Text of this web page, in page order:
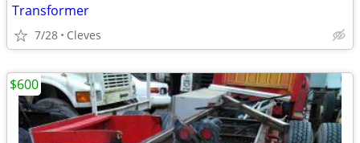
Transformer
7/28 Cleves
$600